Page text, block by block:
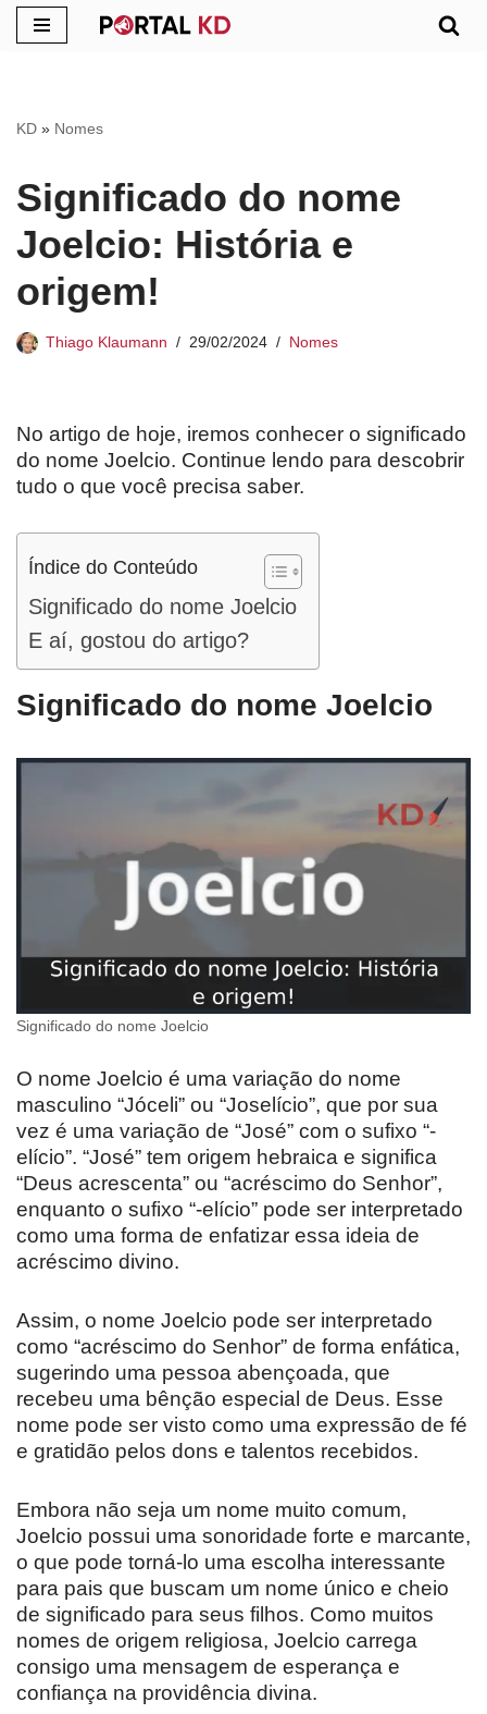
conteúdo
KD » Nomes
Significado do nome
Joelcio: História e
origem!
Thiago Klaumann 29/02/2024 Nomes
No artigo de hoje, iremos conhecer o significado
do nome Joelcio. Continue lendo para descobrir
tudo o que você precisa saber.
Índice do Conteúdo
Significado do nome Joelcio
E aí, gostou do artigo?
Significado do nome Joelcio
Significado do nome Joelcio
O nome Joelcio é uma variação do nome
masculino “Jóceli” ou “Joselício”, que por sua
vez é uma variação de “José” com o sufixo “-
elício”. “José” tem origem hebraica e significa
“Deus acrescenta” ou “acréscimo do Senhor”,
enquanto o sufixo “-elício” pode ser interpretado
como uma forma de enfatizar essa ideia de
acréscimo divino.
Assim, o nome Joelcio pode ser interpretado
como “acréscimo do Senhor” de forma enfática,
sugerindo uma pessoa abençoada, que
recebeu uma bênção especial de Deus. Esse
nome pode ser visto como uma expressão de fé
e gratidão pelos dons e talentos recebidos.
Embora não seja um nome muito comum,
Joelcio possui uma sonoridade forte e marcante,
o que pode torná-lo uma escolha interessante
para pais que buscam um nome único e cheio
de significado para seus filhos. Como muitos
nomes de origem religiosa, Joelcio carrega
consigo uma mensagem de esperança e
confiança na providência divina.